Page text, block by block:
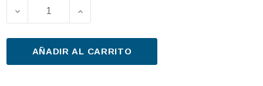
DISMINUIR LA CANTIDAD DE LIMPIAPARABRISAS
AUMENTAR LA CANTIDAD DE
AÑADIR AL CARRITO